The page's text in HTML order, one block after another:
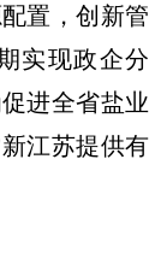
置，创新管
实现政企分
进全省盐业
江苏提供有